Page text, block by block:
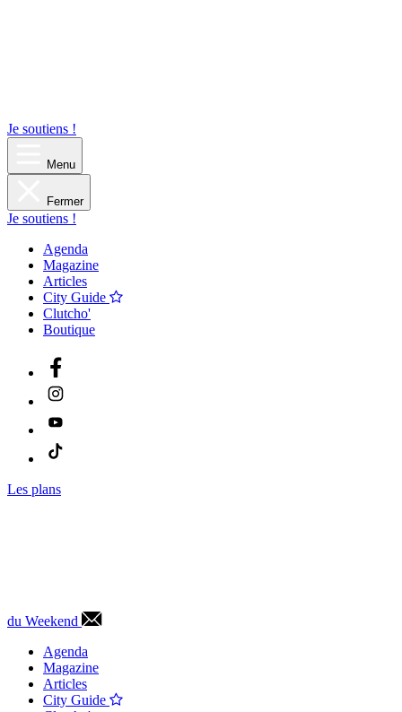
Je soutiens !
Menu
Fermer
Je soutiens !
Agenda
Magazine
Articles
City Guide
Clutcho'
Boutique
Les plans
du Weekend
Agenda
Magazine
Articles
City Guide